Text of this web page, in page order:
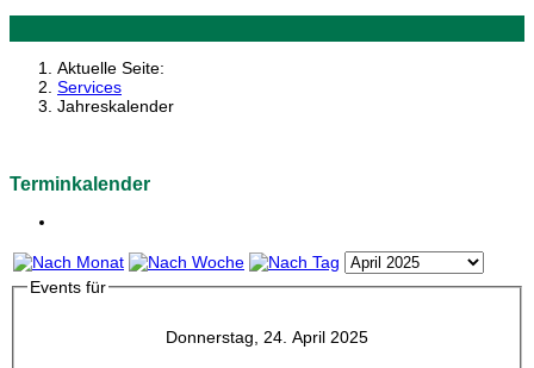
Aktuelle Seite:
Services
Jahreskalender
Terminkalender
Events für
Donnerstag, 24. April 2025